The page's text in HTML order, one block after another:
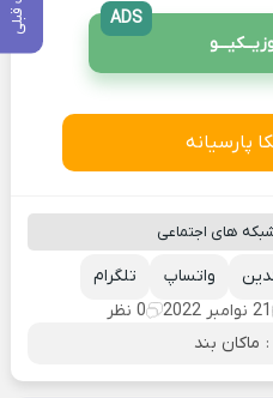
ADS
پارسیانه
های اجتماعی
تلگرام واتساپ
21 نوامبر 2022
0 نظر
ماکان بند